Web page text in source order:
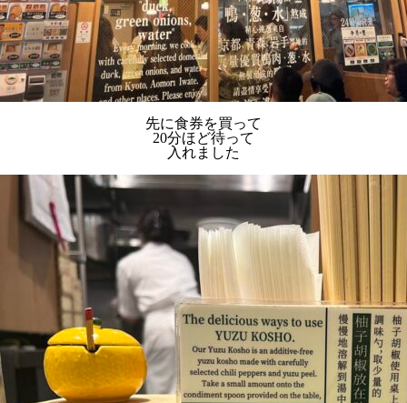
先に食券を買って
20分ほど待って
入れました